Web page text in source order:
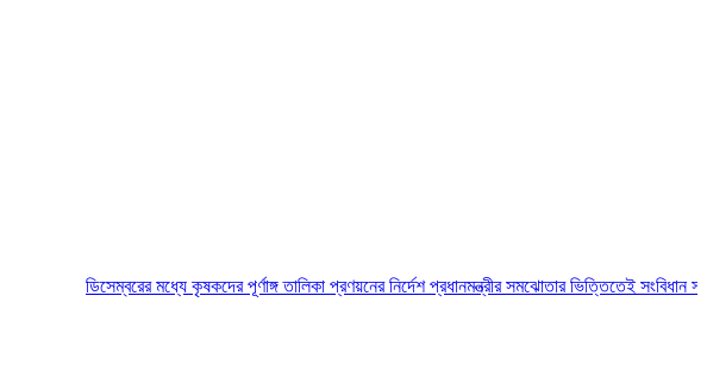
ডিসেম্বরের মধ্যে কৃষকদের পূর্ণাঙ্গ তালিকা প্রণয়নের নির্দেশ প্রধানমন্ত্রীরসমঝোতার ভিত্তিতেই সংবিধান সংশোধন করা হবে :